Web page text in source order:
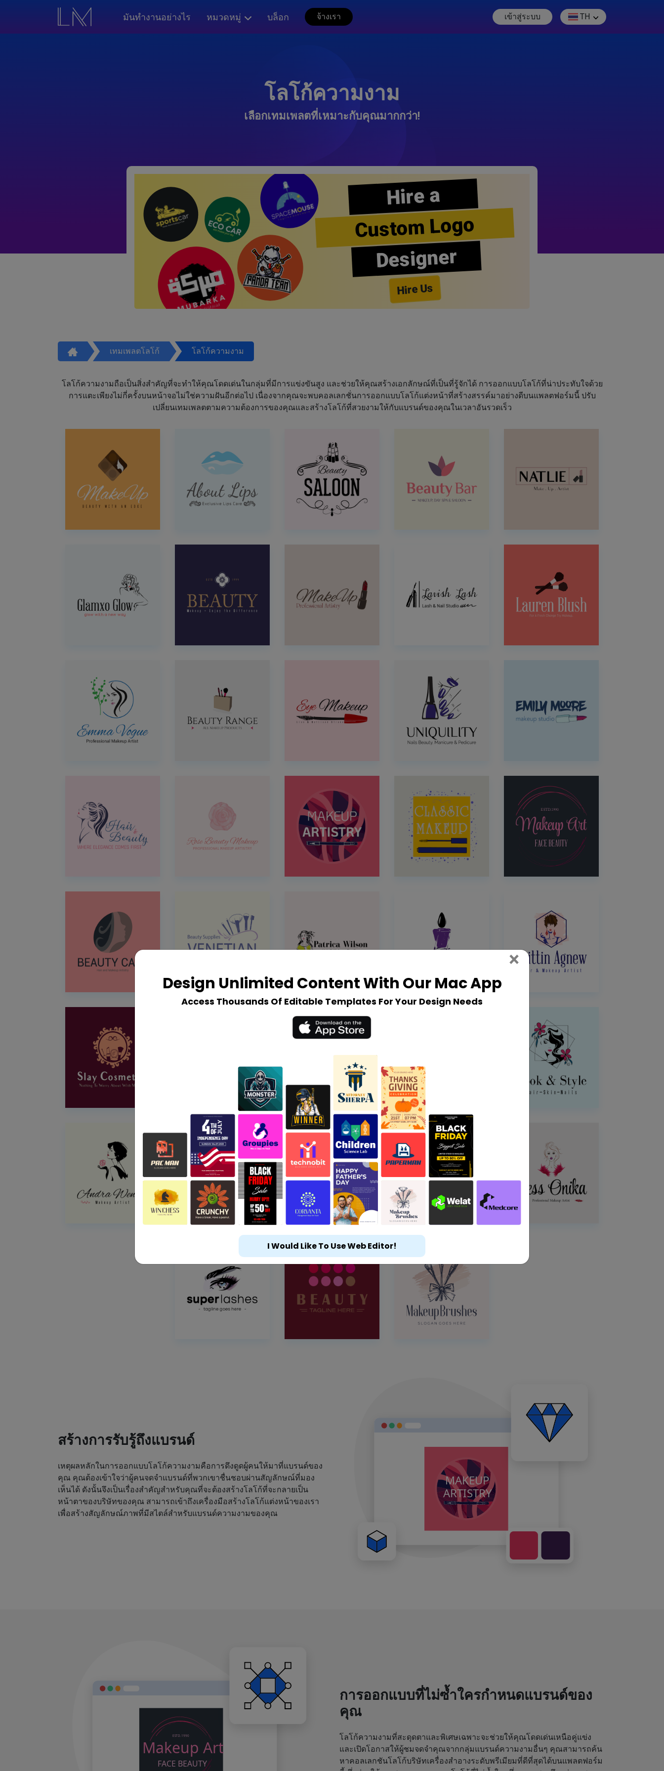
มันทำงานอย่างไร หมวดหมู่ บล็อก จ้างเรา เข้าสู่ระบบ TH
โลโก้ความงาม
เลือกเทมเพลตที่เหมาะกับคุณมากกว่า!
Hire a
Custom Logo
Designer
Hire Us
เทมเพลตโลโก้ โลโก้ความงาม
โลโก้ความงามถือเป็นสิ่งสำคัญที่จะทำให้คุณโดดเด่นในกลุ่มที่มีการแข่งขันสูง และช่วยให้คุณสร้างเอกลักษณ์ที่เป็นที่รู้จักได้ การออกแบบโลโก้ที่น่าประทับใจด้วย
การแตะเพียงไม่กี่ครั้งบนหน้าจอไม่ใช่ความฝันอีกต่อไป เนื่องจากคุณจะพบคอลเลกชั่นการออกแบบโลโก้แต่งหน้าที่สร้างสรรค์มาอย่างดีบนแพลตฟอร์มนี้ ปรับ
เปลี่ยนเทมเพลตตามความต้องการของคุณและสร้างโลโก้ที่สวยงามให้กับแบรนด์ของคุณในเวลาอันรวดเร็ว
สร้างการรับรู้ถึงแบรนด์
เหตุผลหลักในการออกแบบโลโก้ความงามคือการดึงดูดผู้คนให้มาที่แบรนด์ของ
คุณ คุณต้องเข้าใจว่าผู้คนจดจำแบรนด์ที่พวกเขาชื่นชอบผ่านสัญลักษณ์ที่มอง
เห็นได้ ดังนั้นจึงเป็นเรื่องสำคัญสำหรับคุณที่จะต้องสร้างโลโก้ที่จะกลายเป็น
หน้าตาของบริษัทของคุณ สามารถเข้าถึงเครื่องมือสร้างโลโก้แต่งหน้าของเรา
เพื่อสร้างสัญลักษณ์ภาพที่มีสไตล์สำหรับแบรนด์ความงามของคุณ
การออกแบบที่ไม่ซ้ำใครกำหนดแบรนด์ของ
คุณ
โลโก้ความงามที่สะดุดตาและพิเศษเฉพาะจะช่วยให้คุณโดดเด่นเหนือคู่แข่ง
และเปิดโอกาสให้ผู้ชมจดจำคุณจากกลุ่มแบรนด์ความงามอื่นๆ คุณสามารถค้น
หาคอลเลกชันโลโก้บริษัทเครื่องสำอางระดับพรีเมียมที่ดีที่สุดได้บนแพลตฟอร์ม
Design Unlimited Content With Our Mac App
Access Thousands Of Editable Templates For Your Design Needs
× Close
I Would Like To Use Web Editor!